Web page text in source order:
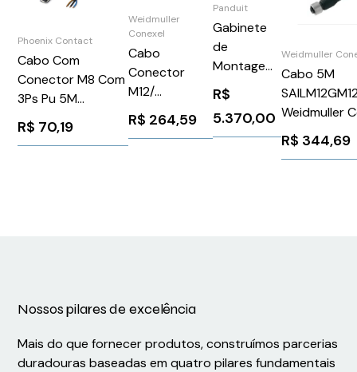
Phoenix Contact
Cabo Com
Conector M8 Com
3Ps Pu 5M
SAC3P5,0PURM8FS
Phoenix Contact
R$ 70,19
Weidmuller
Conexel
Cabo
Conector
M12/
5Px22Awg
10M
R$ 264,59
Panduit
Gabinete
de
Montagem
em Parede
PZWMC12W
R$
5.370,00
Weidmuller
Cabo 5M
Weidmuller
207961
R$ 344,69
Nossos pilares de excelência
Mais do que fornecer produtos, construímos parcerias
duradouras baseadas em quatro pilares fundamentais